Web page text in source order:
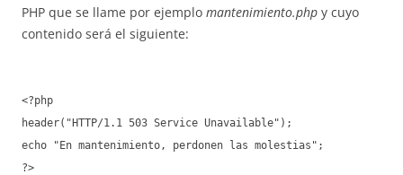
PHP que se llame por ejemplo mantenimiento.php y cuyo
contenido será el siguiente:
<?php
header("HTTP/1.1 503 Service Unavailable");
echo "En mantenimiento, perdonen las molestias";
?>